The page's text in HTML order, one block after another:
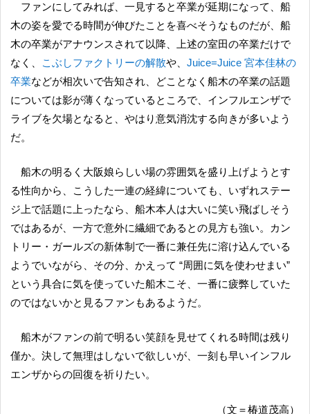
ファンにしてみれば、一見すると卒業が延期になって、船
木の姿を愛でる時間が伸びたことを喜べそうなものだが、船
木の卒業がアナウンスされて以降、上述の室田の卒業だけで
なく、
こぶしファクトリーの解散や、 Juice=Juice 宮本佳林の
卒業などが相次いで告知され、どことなく船木の卒業の話題
については影が薄くなっているところで、インフルエンザで
ライブを欠場となると、やはり意気消沈する向きが多いよう
だ。
船木の明るく大阪娘らしい場の雰囲気を盛り上げようとす
る性向から、こうした一連の経緯についても、いずれステー
ジ上で話題に上ったなら、船木本人は大いに笑い飛ばしそう
ではあるが、一方で意外に繊細であるとの見方も強い。カン
トリー・ガールズの新体制で一番に兼任先に溶け込んでいる
ようでいながら、その分、かえって “周囲に気を使わせまい”
という具合に気を使っていた船木こそ、一番に疲弊していた
のではないかと見るファンもあるようだ。
船木がファンの前で明るい笑顔を見せてくれる時間は残り
僅か。決して無理はしないで欲しいが、一刻も早いインフル
エンザからの回復を祈りたい。
（文＝椿道茂高）